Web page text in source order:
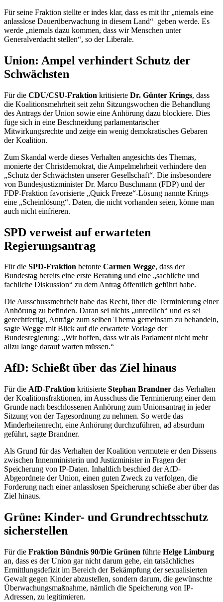
Für seine Fraktion stellte er indes klar, dass es mit ihr „niemals eine
anlasslose Dauerüberwachung in diesem Land“ geben werde. Es
werde „niemals dazu kommen, dass wir Menschen unter
Generalverdacht stellen“, so der Liberale.
Union: Ampel verhindert Schutz der
Schwächsten
Für die CDU/CSU-Fraktion kritisierte Dr. Günter Krings, dass
die Koalitionsmehrheit seit zehn Sitzungswochen die Behandlung
des Antrags der Union sowie eine Anhörung dazu blockiere. Dies
füge sich in eine Beschneidung parlamentarischer
Mitwirkungsrechte und zeige ein wenig demokratisches Gebaren
der Koalition.
Zum Skandal werde dieses Verhalten angesichts des Themas,
monierte der Christdemokrat, die Ampelmehrheit verhindere den
„Schutz der Schwächsten unserer Gesellschaft“. Die insbesondere
von Bundesjustizminister Dr. Marco Buschmann (FDP) und der
FDP-Fraktion favorisierte „Quick Freeze“-Lösung nannte Krings
eine „Scheinlösung“. Daten, die nicht vorhanden seien, könne man
auch nicht einfrieren.
SPD verweist auf erwarteten
Regierungsantrag
Für die SPD-Fraktion betonte Carmen Wegge, dass der
Bundestag bereits eine erste Beratung und eine „sachliche und
fachliche Diskussion“ zu dem Antrag öffentlich geführt habe.
Die Ausschussmehrheit habe das Recht, über die Terminierung einer
Anhörung zu befinden. Daran sei nichts „unredlich“ und es sei
gerechtfertigt, Anträge zum selben Thema gemeinsam zu behandeln,
sagte Wegge mit Blick auf die erwartete Vorlage der
Bundesregierung: „Wir hoffen, dass wir als Parlament nicht mehr
allzu lange darauf warten müssen.“
AfD: Schießt über das Ziel hinaus
Für die AfD-Fraktion kritisierte Stephan Brandner das Verhalten
der Koalitionsfraktionen, im Ausschuss die Terminierung einer dem
Grunde nach beschlossenen Anhörung zum Unionsantrag in jeder
Sitzung von der Tagesordnung zu nehmen. So werde das
Minderheitenrecht, eine Anhörung durchzuführen, ad absurdum
geführt, sagte Brandner.
Als Grund für das Verhalten der Koalition vermutete er den Dissens
zwischen Innenministerin und Justizminister in Fragen der
Speicherung von IP-Daten. Inhaltlich beschied der AfD-
Abgeordnete der Union, einen guten Zweck zu verfolgen, die
Forderung nach einer anlasslosen Speicherung schieße aber über das
Ziel hinaus.
Grüne: Kinder- und Grundrechtsschutz
sicherstellen
Für die Fraktion Bündnis 90/Die Grünen führte Helge Limburg
an, dass es der Union gar nicht darum gehe, ein tatsächliches
Ermittlungsdefizit im Bereich der Bekämpfung der sexualisierten
Gewalt gegen Kinder abzustellen, sondern darum, die gewünschte
Überwachungsmaßnahme, nämlich die Speicherung von IP-
Adressen, zu legitimieren.